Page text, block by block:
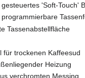
'Soft-Touch'
Tassenabstellfläche
für trockenen Kaffeesud
Heizung
verchromten Messing